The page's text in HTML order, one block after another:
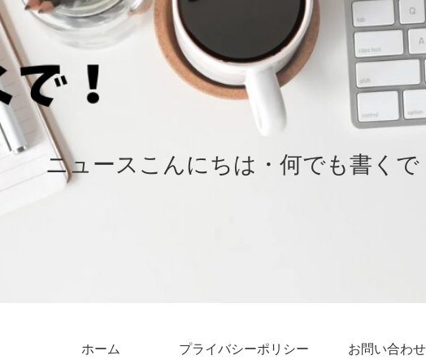
ニュースこんにちは・何でも書くで
ホーム プライバシーポリシー お問い合わせ